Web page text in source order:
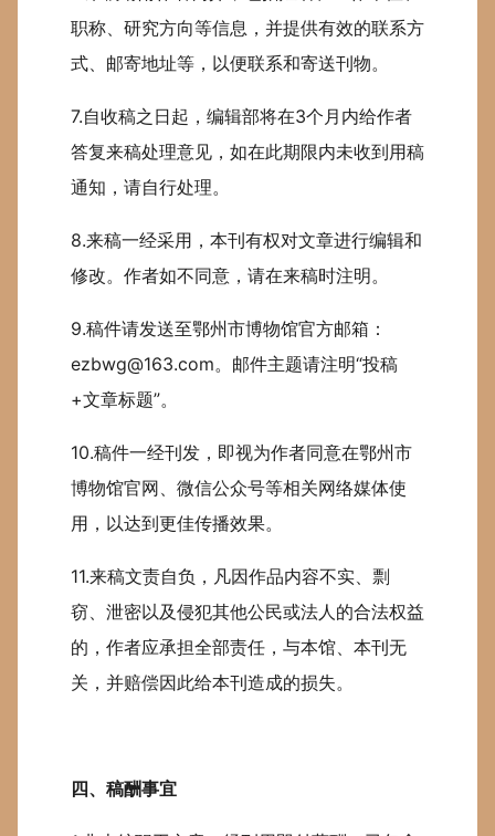
职称、研究方向等信息，并提供有效的联系方
式、邮寄地址等，以便联系和寄送刊物。
7.自收稿之日起，编辑部将在3个月内给作者
答复来稿处理意见，如在此期限内未收到用稿
通知，请自行处理。
8.来稿一经采用，本刊有权对文章进行编辑和
修改。作者如不同意，请在来稿时注明。
9.稿件请发送至鄂州市博物馆官方邮箱：
ezbwg@163.com。邮件主题请注明“投稿
+文章标题”。
10.稿件一经刊发，即视为作者同意在鄂州市
博物馆官网、微信公众号等相关网络媒体使
用，以达到更佳传播效果。
11.来稿文责自负，凡因作品内容不实、剽
窃、泄密以及侵犯其他公民或法人的合法权益
的，作者应承担全部责任，与本馆、本刊无
关，并赔偿因此给本刊造成的损失。
四、稿酬事宜